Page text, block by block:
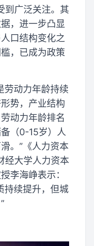
到广泛关注。其
，进一步凸显
口结构变化之
，已成为政策
劳动力年龄持续
势，产业结构
动力年龄排名
（0-15岁）人
。”《人力资本
经大学人力资本
李海峥表示：
持续提升，但城